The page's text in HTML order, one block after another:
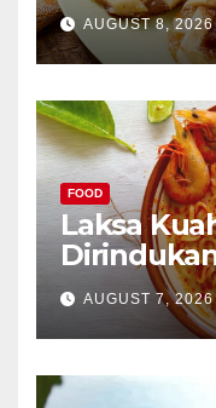
AUGUST 8,
FOOD
Laksa
AUGUST 7,